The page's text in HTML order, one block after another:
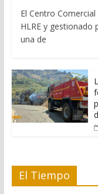
El Centro
HLRE y gestionado
una de
El Tiempo